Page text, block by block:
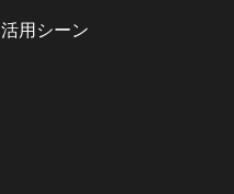
活用シーン